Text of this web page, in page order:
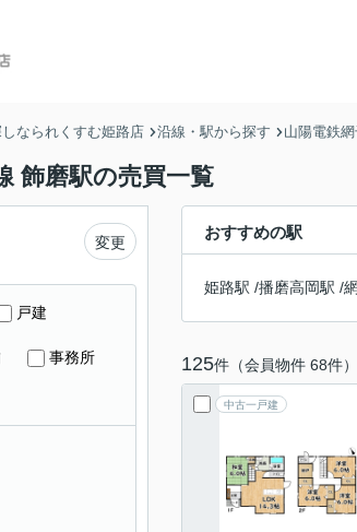
なられくすむ姫路店 沿線・駅から探す 山陽電鉄
飾磨駅の売買一覧
おすすめの駅
姫路駅 /播磨高岡駅 /
125件（会員物件 68件）
中古一戸建
変更
戸建
事務所